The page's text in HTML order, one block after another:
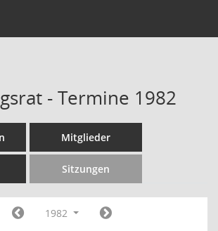
- Termine 1982
Mitglieder
Sitzungen
1982